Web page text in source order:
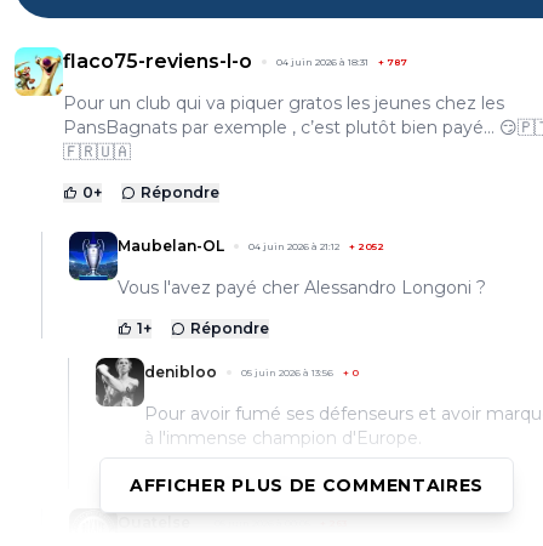
flaco75-reviens-l-o 04 juin 2026 à 18:31 + 787
Pour un club qui va piquer gratos les jeunes chez les
PansBagnats par exemple , c’est plutôt bien payé…
🇫🇷🇺🇦
0+ Répondre
Maubelan-OL 04 juin 2026 à 21:12 + 2052
Vous l'avez payé cher Alessandro Longoni ?
1+ Répondre
denibloo 05 juin 2026 à 13:56 + 0
Pour avoir fumé ses défenseurs et avoir
à l'immense champion d'Europe.
0+ Répondre
AFFICHER PLUS DE COMMENTAIRES